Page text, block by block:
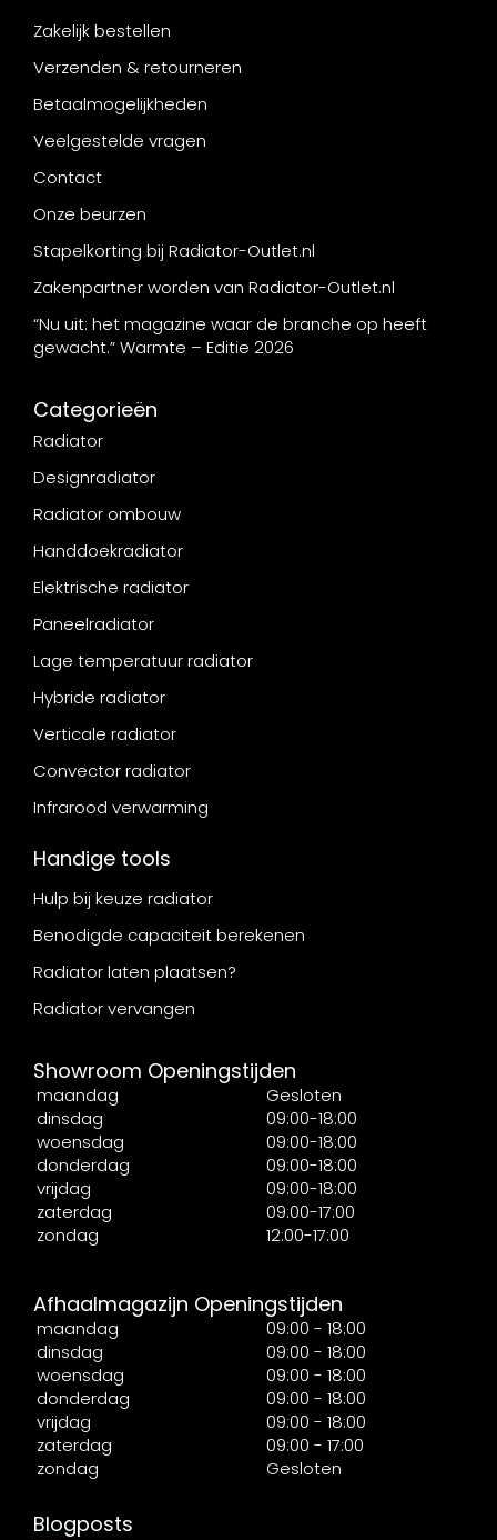
Zakelijk bestellen
Verzenden & retourneren
Betaalmogelijkheden
Veelgestelde vragen
Contact
Onze beurzen
Stapelkorting bij Radiator-Outlet.nl
Zakenpartner worden van Radiator-Outlet.nl
“Nu uit: het magazine waar de branche op heeft
gewacht.” Warmte – Editie 2026
Categorieën
Radiator
Designradiator
Radiator ombouw
Handdoekradiator
Elektrische radiator
Paneelradiator
Lage temperatuur radiator
Hybride radiator
Verticale radiator
Convector radiator
Infrarood verwarming
Handige tools
Hulp bij keuze radiator
Benodigde capaciteit berekenen
Radiator laten plaatsen?
Radiator vervangen
Showroom Openingstijden
maandag
Gesloten
dinsdag
09:00-18:00
woensdag
09:00-18:00
donderdag
09:00-18:00
vrijdag
09:00-18:00
zaterdag
09:00-17:00
zondag
12:00-17:00
Afhaalmagazijn Openingstijden
maandag
09:00 - 18:00
dinsdag
09:00 - 18:00
woensdag
09:00 - 18:00
donderdag
09:00 - 18:00
vrijdag
09:00 - 18:00
zaterdag
09:00 - 17:00
zondag
Gesloten
Blogposts